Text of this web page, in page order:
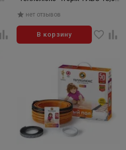
нет отзывов
В корзину